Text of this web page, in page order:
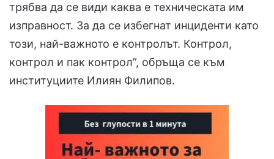
трябва да се види каква е техническата им
изправност. За да се избегнат инциденти като
този, най-важното е контролът. Контрол,
контрол и пак контрол”, обръща се към
институциите Илиян Филипов.